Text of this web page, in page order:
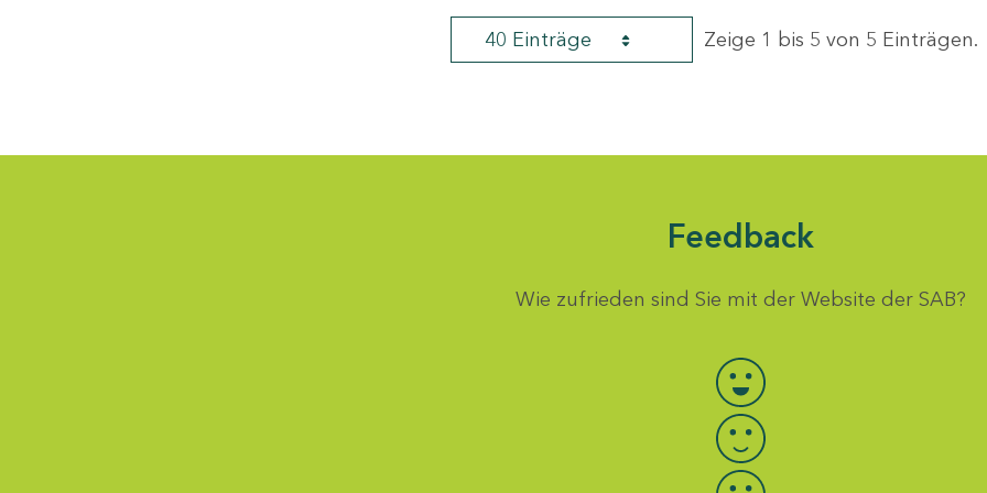
40 Einträge Zeige 1 bis 5 von 5 Einträgen.
Feedback
Wie zufrieden sind Sie mit der Website der SAB?
Bewertung auswählen